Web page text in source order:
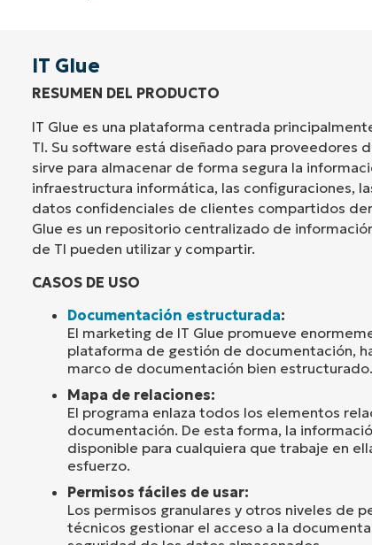
IT Glue
RESUMEN DEL PRODUCTO
IT Glue es una plataforma centrada
TI. Su software está diseñado para proveedores
sirve para almacenar de forma segura la
infraestructura informática, las configuraciones,
datos confidenciales de clientes compartidos
Glue es un repositorio centralizado de
de TI pueden utilizar y compartir.
CASOS DE USO
Documentación estructurada:
El marketing de IT Glue promueve
plataforma de gestión de documentación,
marco de documentación bien estructurado.
Mapa de relaciones:
El programa enlaza todos los elementos
documentación. De esta forma, la
disponible para cualquiera que trabaje en
esfuerzo.
Permisos fáciles de usar:
Los permisos granulares y otros niveles de
técnicos gestionar el acceso a la